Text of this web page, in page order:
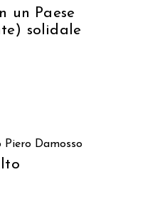
un Paese
solidale
Piero Damosso